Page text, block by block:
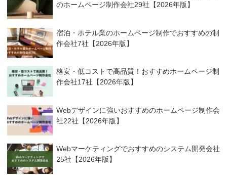
のホームページ制作会社29社【2026年版】
宿泊・ホテル業のホームページ制作でおすすめの制
作会社7社【2026年版】
格安・低コストで高品質！おすすめホームページ制
作会社17社【2026年版】
Webデザインに強いおすすめのホームページ制作会
社22社【2026年版】
Webマーケティングでおすすめのシステム開発会社
25社【2026年版】